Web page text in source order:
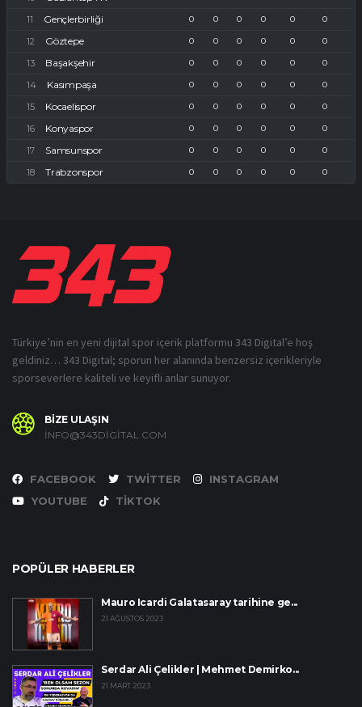
Gençlerbirliği 0 0 0 0 0 0
Göztepe 0 0 0 0 0 0
Başakşehir 0 0 0 0 0 0
Kasımpaşa 0 0 0 0 0 0
Kocaelispor 0 0 0 0 0 0
Konyaspor 0 0 0 0 0 0
Samsunspor 0 0 0 0 0 0
Trabzonspor 0 0 0 0 0 0
Türkiye’nin en yeni dijital spor içerik platformu 343 Digital’e hoş
geldiniz… 343 Digital; sporun her alanında benzersiz içerikleriyle
sporseverlere kaliteli ve keyifli anlar sunuyor.
BİZE ULAŞIN
INFO@343DIGITAL.COM
FACEBOOK TWITTER
INSTAGRAM
YOUTUBE
TIKTOK
POPÜLER HABERLER
Mauro Icardi Galatasaray tarihine ge...
21 AĞUSTOS 2023
Serdar Ali Çelikler | Mehmet Demirko...
21 MART 2023